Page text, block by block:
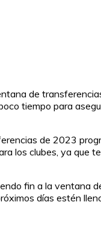
de
tiempo para
de 2023
los clubes, ya que
fin a la ventana
días estén